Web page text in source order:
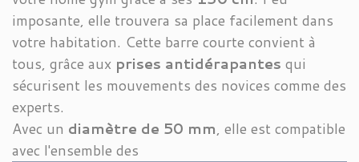
imposante, elle trouvera sa place facilement dans
votre habitation. Cette barre courte convient à
tous, grâce aux prises antidérapantes qui
sécurisent les mouvements des novices comme des
experts.
Avec un diamètre de 50 mm, elle est compatible
avec l'ensemble des